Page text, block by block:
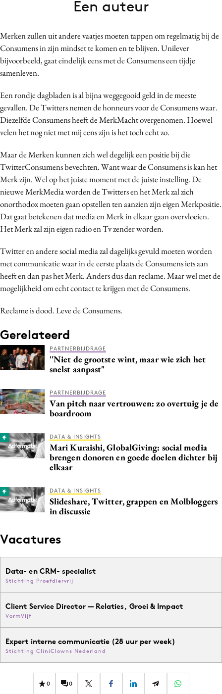
Carriere
Contentmarketing
Craft
Data & Insights
Design
Digital transformation
Effectiviteit
Gedragsverandering
Influencer marketing
Interne communicatie
Martech
Media
Merkstrategie
PR
Programmatic
Purpose Marketing
Reputatie & crisis
Merken zullen uit andere vaatjes moeten tappen om regelmatig bij de
Consumens in zijn mindset te komen en te blijven. Unilever
bijvoorbeeld, gaat eindelijk eens met de Consumens een tijdje
samenleven.
Een rondje dagbladen is al bijna weggegooid geld in de meeste
gevallen. De Twitters nemen de honneurs voor de Consumens waar.
Diezelfde Consumens heeft de MerkMacht overgenomen. Hoewel
velen het nog niet met mij eens zijn is het toch echt zo.
Maar de Merken kunnen zich wel degelijk een positie bij die
TwitterConsumens bevechten. Want waar de Consumens is kan het
Merk zijn. Wel op het juiste moment met de juiste instelling. De
nieuwe MerkMedia worden de Twitters en het Merk zal zich
onorthodox moeten gaan opstellen ten aanzien zijn eigen Merkpositie.
Dat gaat betekenen dat media en Merk in elkaar gaan overvloeien.
Het Merk zal zijn eigen radio en Tv zender worden.
Twitter en andere social media zal dagelijks gevuld moeten worden
met communicatie waar in de eerste plaats de Consumens iets aan
heeft en dan pas het Merk. Anders dus dan reclame. Maar wel met de
mogelijkheid om echt contact te krijgen met de Consumens.
Reclame is dood. Leve de Consumens.
Gerelateerd
PARTNERBIJDRAGE
''Niet de grootste wint, maar wie zich het
snelst aanpast"
PARTNERBIJDRAGE
Van pitch naar vertrouwen: zo overtuig je de
boardroom
DATA & INSIGHTS
Mari Kuraishi, GlobalGiving: social media
brengen donoren en goede doelen dichter bij
elkaar
DATA & INSIGHTS
Slideshare, Twitter, grappen en Molbloggers
in discussie
Vacatures
Data- en CRM- specialist
Stichting Proefdiervrij
Client Service Director — Relaties, Groei & Impact
VormVijf
Expert interne communicatie (28 uur per week)
Stichting CliniClowns Nederland
0 0
Een auteur